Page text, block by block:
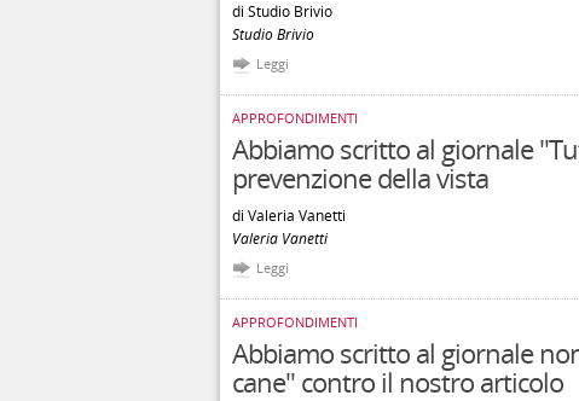
di Studio Brivio
Studio Brivio
Leggi
APPROFONDIMENTI
Abbiamo scritto al giornale
prevenzione della vista
di Valeria Vanetti
Valeria Vanetti
Leggi
APPROFONDIMENTI
Abbiamo scritto al giornale
cane" contro il nostro articolo